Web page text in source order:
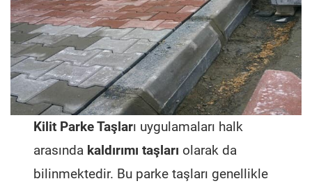
Kilit Parke Taşları uygulamaları halk
arasında kaldırımı taşları olarak da
bilinmektedir. Bu parke taşları genellikle